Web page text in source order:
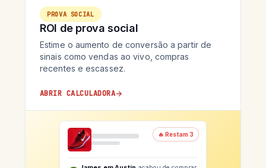
PROVA SOCIAL
ROI de prova social
Estime o aumento de conversão a partir de
sinais como vendas ao vivo, compras
recentes e escassez.
ABRIR CALCULADORA
🔥 Restam 3